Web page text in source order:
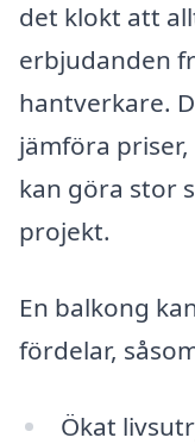
det klokt att
erbjudanden
hantverkare.
jämföra
kan göra stor
projekt.
En balkong
fördelar,
Ökat